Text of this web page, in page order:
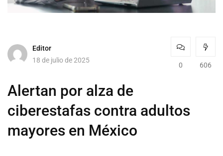
Editor
18 de julio de 2025
0 606
Alertan por alza de
ciberestafas contra adultos
mayores en México